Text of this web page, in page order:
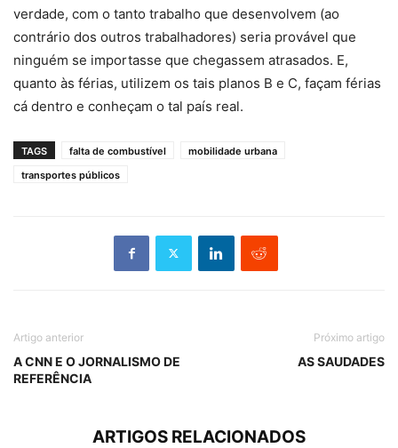
verdade, com o tanto trabalho que desenvolvem (ao
contrário dos outros trabalhadores) seria provável que
ninguém se importasse que chegassem atrasados. E,
quanto às férias, utilizem os tais planos B e C, façam férias
cá dentro e conheçam o tal país real.
TAGS falta de combustível
mobilidade urbana
transportes públicos
Artigo anterior
A CNN E O JORNALISMO DE
REFERÊNCIA
Próximo artigo
AS SAUDADES
ARTIGOS RELACIONADOS